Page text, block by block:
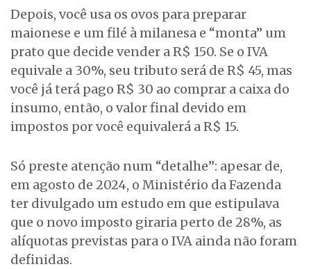
Depois, você usa os ovos para preparar
maionese e um filé à milanesa e “monta” um
prato que decide vender a R$ 150. Se o IVA
equivale a 30%, seu tributo será de R$ 45, mas
você já terá pago R$ 30 ao comprar a caixa do
insumo, então, o valor final devido em
impostos por você equivalerá a R$ 15.
Só preste atenção num “detalhe”: apesar de,
em agosto de 2024, o Ministério da Fazenda
ter divulgado um estudo em que estipulava
que o novo imposto giraria perto de 28%, as
alíquotas previstas para o IVA ainda não foram
definidas.